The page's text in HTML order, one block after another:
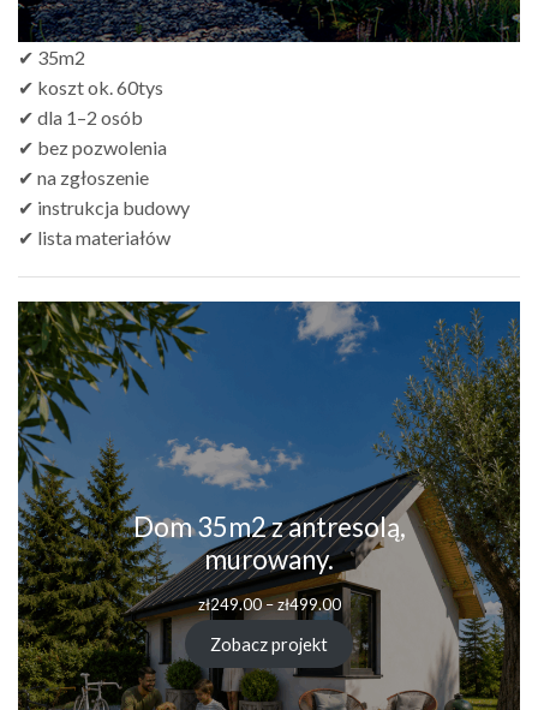
✔ 35m2
✔ koszt ok. 60tys
✔ dla 1–2 osób
✔ bez pozwolenia
✔ na zgłoszenie
✔ instrukcja budowy
✔ lista materiałów
Dom 35m2 z antresolą,
murowany.
zł249.00–zł499.00Zakres
cen:
od
zł249.00
do
zł499.00
Zobacz projekt